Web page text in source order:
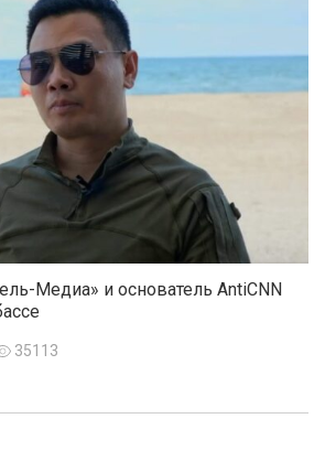
Медиа» и основатель AntiCNN
35113